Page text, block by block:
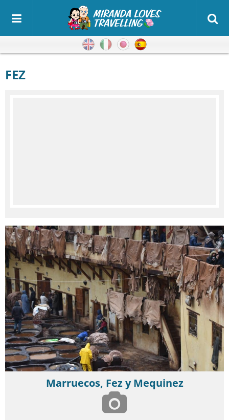
Inglés ItalianoJaponés
FEZ
Marruecos, Fez y Mequinez